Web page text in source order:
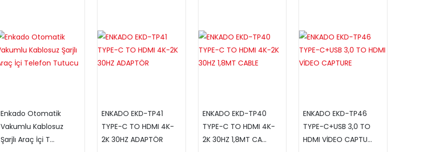
Enkado Otomatik
Vakumlu Kablosuz
Şarjlı Araç İçi T...
ENKADO EKD-TP41
TYPE-C TO HDMI 4K-
2K 30HZ ADAPTÖR
ENKADO EKD-TP40
TYPE-C TO HDMI 4K-
2K 30HZ 1,8MT CA...
ENKADO EKD-TP46
TYPE-C+USB 3,0 TO
HDMI VİDEO CAPTU...